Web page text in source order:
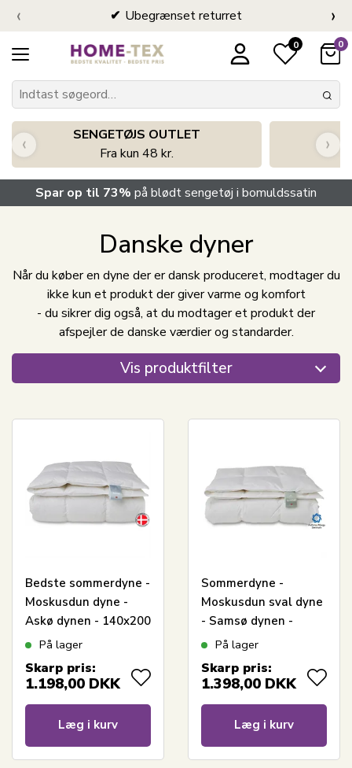
Ubegrænset returret
‹ ›
0 0
SENGETØJS OUTLET
Fra kun 48 kr.
‹ ›
Spar op til 73% på blødt sengetøj i bomuldssatin
Danske dyner
Når du køber en dyne der er dansk produceret, modtager du
ikke kun et produkt der giver varme og komfort
- du sikrer dig også, at du modtager et produkt der
afspejler de danske værdier og standarder.
Vis produktfilter
Bedste sommerdyne -
Moskusdun dyne -
Askø dynen - 140x200
cm - Quilts Of
På lager
Skarp pris:
1.198,00 DKK
Læg i kurv
Sommerdyne -
Moskusdun sval dyne
- Samsø dynen -
140x200 cm - Quilts
På lager
Skarp pris:
1.398,00 DKK
Læg i kurv